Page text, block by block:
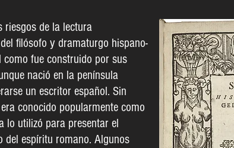
riesgos de la lectura
filósofo y dramaturgo hispano-
como fue construido por sus
nació en la península
un escritor español. Sin
conocido popularmente como
lo utilizó para presentar el
del espíritu romano. Algunos